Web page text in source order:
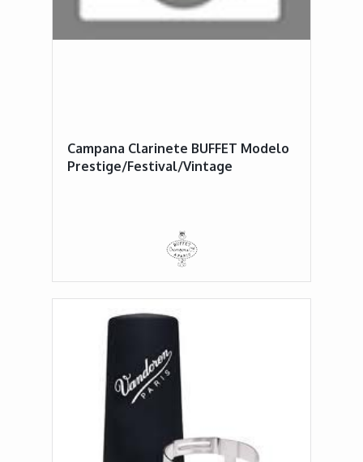
Campana Clarinete BUFFET Modelo
Prestige/Festival/Vintage